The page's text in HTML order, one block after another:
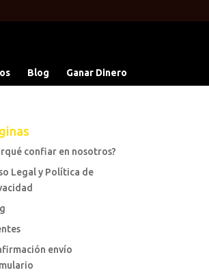
Blog Ganar Dinero
confiar en nosotros?
Legal y Política de
envío